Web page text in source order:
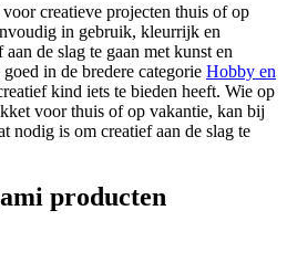
creatieve projecten thuis of op
in gebruik, kleurrijk en
de slag te gaan met kunst en
in de bredere categorie Hobby en
kind iets te bieden heeft. Wie op
voor thuis of op vakantie, kan bij
nodig is om creatief aan de slag te
producten